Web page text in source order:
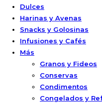
Dulces
Harinas y Avenas
Snacks y Golosinas
Infusiones y Cafés
Más
Granos y Fideos
Conservas
Condimentos
Congelados y